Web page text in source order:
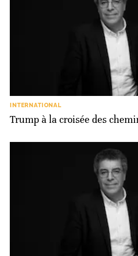
INTERNATIONAL
Trump à la croisée des